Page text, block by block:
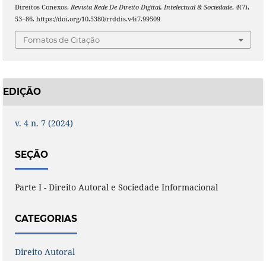
Direitos Conexos. Revista Rede De Direito Digital, Intelectual & Sociedade, 4(7),
53–86. https://doi.org/10.5380/rrddis.v4i7.99509
Fomatos de Citação
EDIÇÃO
v. 4 n. 7 (2024)
SEÇÃO
Parte I - Direito Autoral e Sociedade Informacional
CATEGORIAS
Direito Autoral